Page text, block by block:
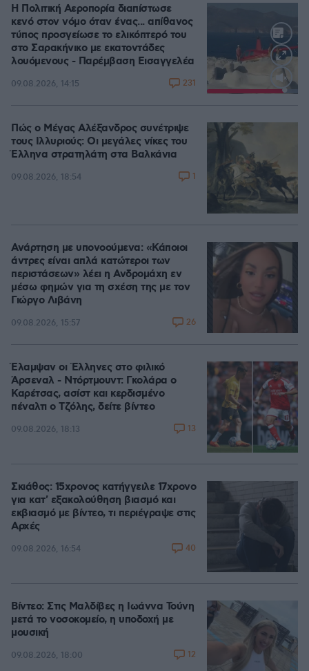
Loaded:
Η Πολιτική Αεροπορία διαπίστωσε
κενό στον νόμο όταν ένας... απίθανος
τύπος προσγείωσε το ελικόπτερό του
στο Σαρακήνικο με εκατοντάδες
λουόμενους - Παρέμβαση Εισαγγελέα
09.08.2026, 14:15 231
Πώς ο Μέγας Αλέξανδρος συνέτριψε
τους Ιλλυριούς: Οι μεγάλες νίκες του
Έλληνα στρατηλάτη στα Βαλκάνια
09.08.2026, 18:54 1
Ανάρτηση με υπονοούμενα: «Κάποιοι
άντρες είναι απλά κατώτεροι των
περιστάσεων» λέει η Ανδρομάχη εν
μέσω φημών για τη σχέση της με τον
Γιώργο Λιβάνη
09.08.2026, 15:57 26
Έλαμψαν οι Έλληνες στο φιλικό
Άρσεναλ - Ντόρτμουντ: Γκολάρα ο
Καρέτσας, ασίστ και κερδισμένο
πέναλτι ο Τζόλης, δείτε βίντεο
09.08.2026, 18:13 13
Σκιάθος: 15χρονος κατήγγειλε 17χρονο
για κατ' εξακολούθηση βιασμό και
εκβιασμό με βίντεο, τι περιέγραψε στις
Αρχές
09.08.2026, 16:54 40
Βίντεο: Στις Μαλδίβες η Ιωάννα Τούνη
μετά το νοσοκομείο, η υποδοχή με
μουσική
09.08.2026, 18:00 12